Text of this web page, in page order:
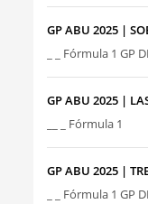
GP ABU 2025 |
_ _ Fórmula 1 GP
GP ABU 2025 |
__ _ Fórmula 1
GP ABU 2025 |
_ _ Fórmula 1 GP